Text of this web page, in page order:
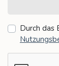
Durch das